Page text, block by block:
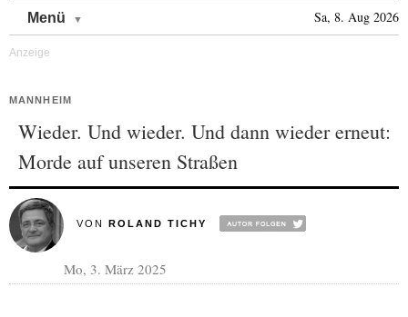
Menü Sa, 8. Aug 2026
MANNHEIM
Wieder. Und wieder. Und dann wieder erneut:
Morde auf unseren Straßen
VON ROLAND TICHY
Mo, 3. März 2025